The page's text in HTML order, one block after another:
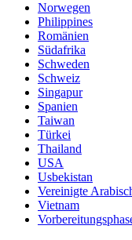
Norwegen
Philippines
Romänien
Südafrika
Schweden
Schweiz
Singapur
Spanien
Taiwan
Türkei
Thailand
USA
Usbekistan
Vereinigte
Vietnam